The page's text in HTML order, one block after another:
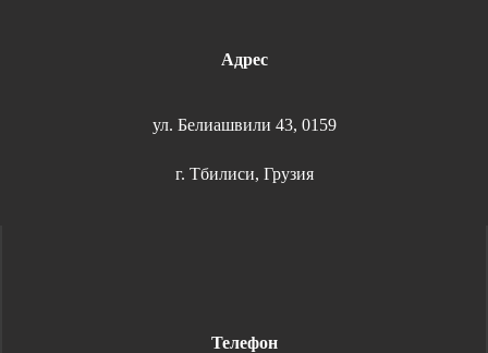
Адрес
ул. Белиашвили 43, 0159
г. Тбилиси, Грузия
Телефон